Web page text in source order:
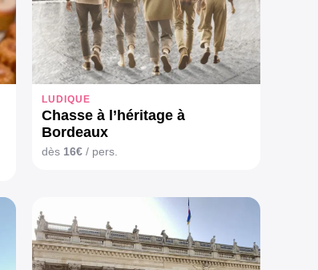
LUDIQUE
Chasse à l’héritage à
Bordeaux
dès 16€ / pers.